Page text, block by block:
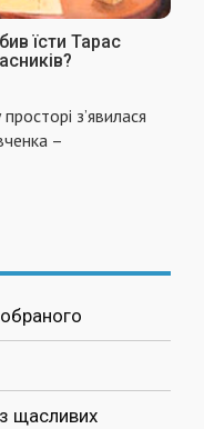
їсти Тарас
з’явилася
–
щасливих